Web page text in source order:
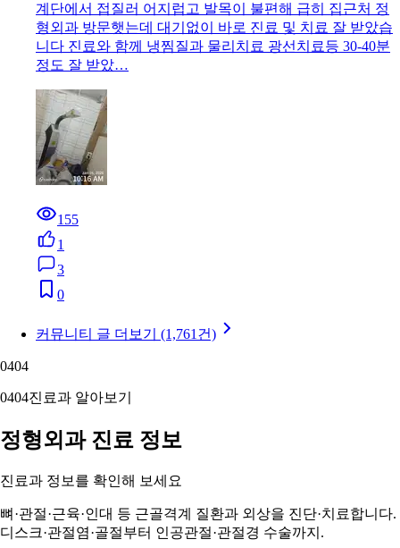
계단에서 접질러 어지럽고 발목이 불편해 급히 집근처 정
형외과 방문햇는데 대기없이 바로 진료 및 치료 잘 받았습
니다 진료와 함께 냉찜질과 물리치료 광선치료등 30-40분
정도 잘 받았…
155
1
3
0
커뮤니티 글 더보기 (1,761건)
0404
0404진료과 알아보기
정형외과 진료 정보
진료과 정보를 확인해 보세요
뼈·관절·근육·인대 등 근골격계 질환과 외상을 진단·치료합니다.
디스크·관절염·골절부터 인공관절·관절경 수술까지.